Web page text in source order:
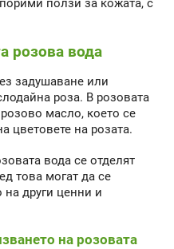
ползи за кожата, с
розова вода
задушаване или
роза. В розовата
масло, което се
цветовете на розата.
вода се отделят
това могат да се
на други ценни и
на розовата